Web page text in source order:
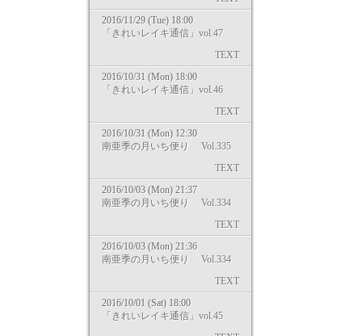
2016/11/29 (Tue) 18:00
「きれいレイキ通信」vol.47
TEXT
2016/10/31 (Mon) 18:00
「きれいレイキ通信」vol.46
TEXT
2016/10/31 (Mon) 12:30
南亜季の月いち便り Vol.335
TEXT
2016/10/03 (Mon) 21:37
南亜季の月いち便り Vol.334
TEXT
2016/10/03 (Mon) 21:36
南亜季の月いち便り Vol.334
TEXT
2016/10/01 (Sat) 18:00
「きれいレイキ通信」vol.45